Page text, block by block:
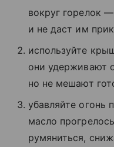
вокруг горелок
и не даст им
используйте
они удерживают
но не мешают
убавляйте огонь
масло
румяниться,